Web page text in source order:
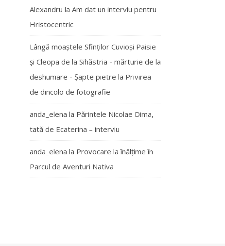
Alexandru la Am dat un interviu pentru
Hristocentric
Lângă moaștele Sfinților Cuvioși Paisie
și Cleopa de la Sihăstria - mărturie de la
deshumare - Şapte pietre la Privirea
de dincolo de fotografie
anda_elena la Părintele Nicolae Dima,
tată de Ecaterina – interviu
anda_elena la Provocare la înălțime în
Parcul de Aventuri Nativa